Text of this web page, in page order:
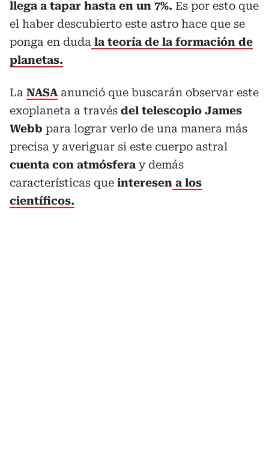
llega a tapar hasta en un 7%. Es por esto que
el haber descubierto este astro hace que se
ponga en duda la teoría de la formación de
planetas.
La NASA anunció que buscarán observar este
exoplaneta a través del telescopio James
Webb para lograr verlo de una manera más
precisa y averiguar si este cuerpo astral
cuenta con atmósfera y demás
características que interesen a los
científicos.